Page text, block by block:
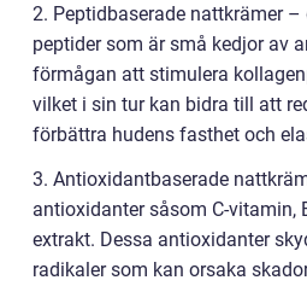
2. Peptidbaserade nattkrämer –
peptider som är små kedjor av
förmågan att stimulera
vilket i sin tur kan bidra till att
förbättra hudens fasthet och
3. Antioxidantbaserade
antioxidanter såsom C-vitamin,
extrakt. Dessa antioxidanter
radikaler som kan orsaka